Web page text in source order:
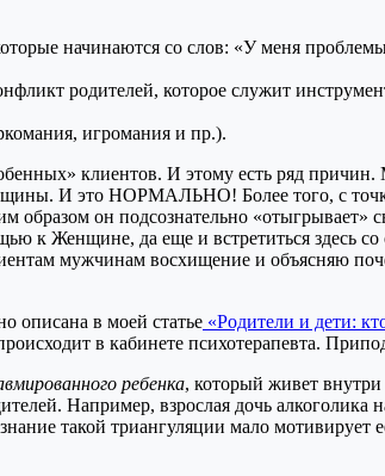
начинаются со слов: «У меня
родителей, которое служит
игромания и пр.).
клиентов. И этому есть ряд
И это НОРМАЛЬНО! Более того, с
образом он подсознательно «отыгрывает»
к Женщине, да еще и встретиться здесь
мужчинам восхищение и объясняю
описана в моей статье «Родители и дети:
ребенка, который живет внутри
Например, взрослая дочь алкоголика
такой триангуляции мало мотивирует